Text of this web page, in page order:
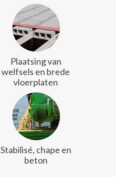
Plaatsing van
welfsels en brede
vloerplaten
Stabilisé, chape en
beton